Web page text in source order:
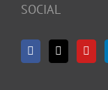
SOCIAL